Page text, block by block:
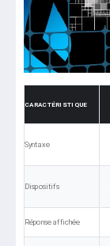
CARACTÉRISTIQUE
Syntaxe
Dispositifs
Réponse affichée